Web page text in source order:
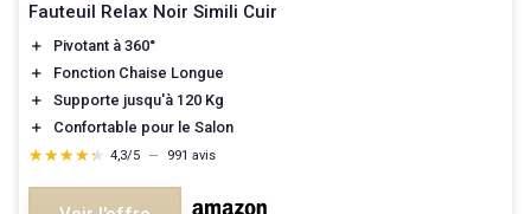
Fauteuil Relax Noir Simili Cuir
＋
Pivotant à 360°
＋
Fonction Chaise Longue
＋
Supporte jusqu'à 120 Kg
＋
Confortable pour le Salon
★★★★★
★★★★★ 4,3/5 — 991 avis